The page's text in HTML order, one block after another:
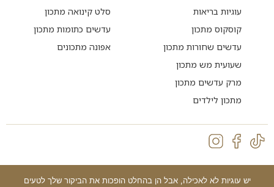
עוגיות בריאות
קוסקוס מתכון
עדשים שחורות מתכון
שעועית מש מתכון
מרק עדשים מתכון
מתכון לילדים
סלט קינואה מתכון
עדשים כתומות מתכון
אפונה מתכונים
יש עוגיות לא לאכילה, אבל הן בהחלט הופכות את הביקור שלך לטעים